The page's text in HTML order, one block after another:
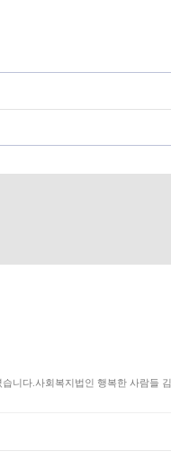
니다.사회복지법인 행복한 사람들